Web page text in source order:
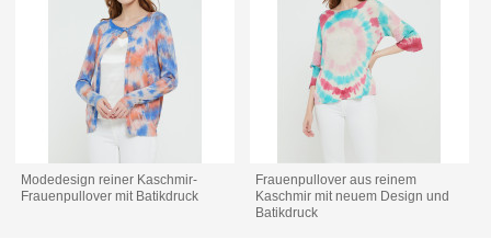
Modedesign reiner Kaschmir-
Frauenpullover mit Batikdruck
Frauenpullover aus reinem
Kaschmir mit neuem Design und
Batikdruck